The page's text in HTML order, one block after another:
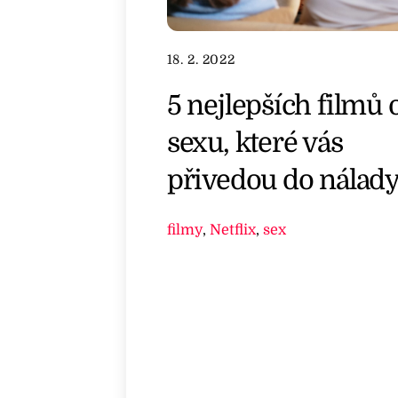
18. 2. 2022
5 nejlepších filmů
sexu, které vás
přivedou do
filmy, Netflix, sex